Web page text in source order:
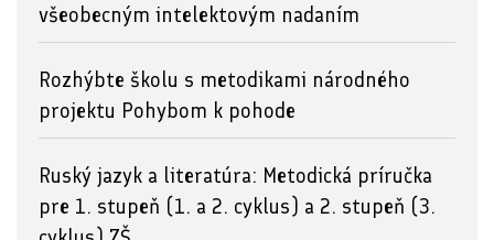
všeobecným intelektovým nadaním
Rozhýbte školu s metodikami národného
projektu Pohybom k pohode
Ruský jazyk a literatúra: Metodická príručka
pre 1. stupeň (1. a 2. cyklus) a 2. stupeň (3.